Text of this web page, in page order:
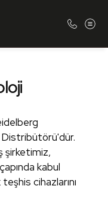
Distribütörü'dür.
şirketimiz,
kabul
cihazlarını